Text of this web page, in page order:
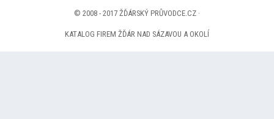
© 2008 - 2017 ŽĎÁRSKÝ PRŮVODCE.CZ ·
KATALOG FIREM ŽĎÁR NAD SÁZAVOU A OKOLÍ